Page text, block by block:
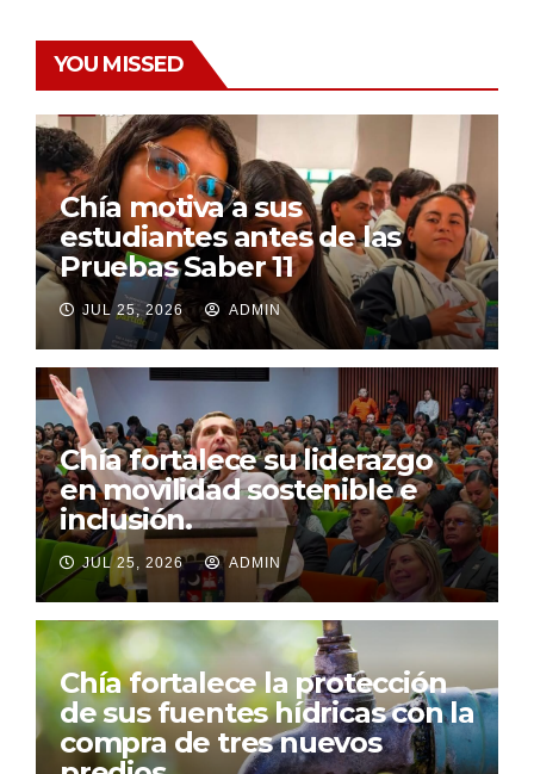
YOU MISSED
Chía motiva a sus
estudiantes antes de las
Pruebas Saber 11
JUL 25, 2026 ADMIN
Chía fortalece su liderazgo
en movilidad sostenible e
inclusión.
JUL 25, 2026 ADMIN
Chía fortalece la protección
de sus fuentes hídricas con la
compra de tres nuevos